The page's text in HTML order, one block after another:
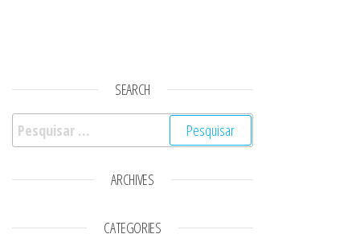
SEARCH
Pesquisar por:
ARCHIVES
CATEGORIES